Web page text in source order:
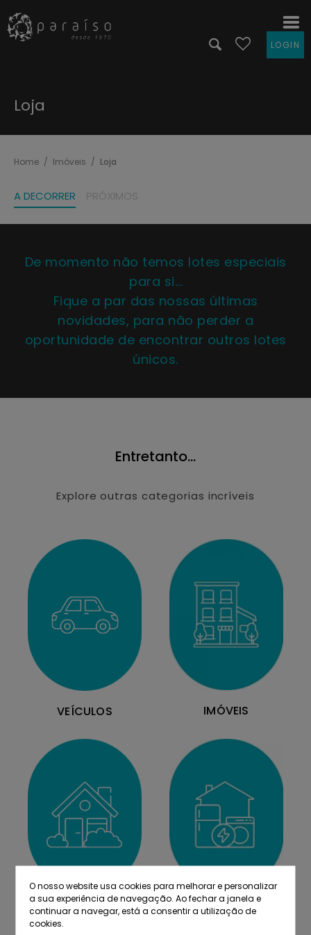
O nosso website usa cookies para melhorar e personalizar
a sua experiência de navegação. Ao fechar a janela e
continuar a navegar, está a consentir a utilização de
cookies.
LOGIN
Loja
Home Imóveis Loja
A DECORRER PRÓXIMOS
De momento não temos lotes especiais
para si...
Fique a par das nossas últimas
novidades, para não perder a
oportunidade de encontrar outros lotes
únicos.
Entretanto...
Explore outras categorias incríveis
VEÍCULOS IMÓVEIS
MOBILIÁRIO EQUIPAMENTOS